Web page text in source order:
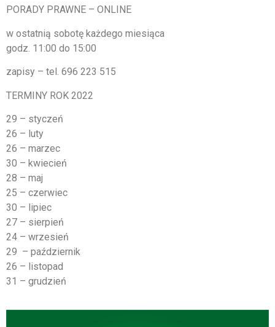
PORADY PRAWNE – ONLINE
w ostatnią sobotę każdego miesiąca
godz. 11:00 do 15:00
zapisy – tel. 696 223 515
TERMINY ROK 2022
29 – styczeń
26 – luty
26 – marzec
30 – kwiecień
28 – maj
25 – czerwiec
30 – lipiec
27 – sierpień
24 – wrzesień
29 – październik
26 – listopad
31 – grudzień